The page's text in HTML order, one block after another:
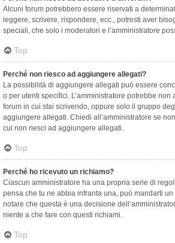
Alcuni forum potrebbero essere riservati a
leggere, scrivere, rispondere, ecc., potresti aver
speciali, che solo i moderatori e l’amministratore
Top
Perché non riesco ad aggiungere allegati?
La possibilità di aggiungere allegati può essere
o per utenti specifici. L’amministratore potrebbe non
forum in cui stai scrivendo, oppure solo il gruppo
aggiungere allegati. Chiedi all’amministratore se
cui non riesci ad aggiungere allegati.
Top
Perché ho ricevuto un richiamo?
Ciascun amministratore ha una propria serie di
pensa che tu ne abbia infranta una, può mandarti
notare che questa è una decisione
niente a che fare con questi richiami.
Top